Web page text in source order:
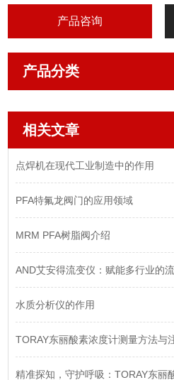
产品咨询
产品分类
相关文章
点焊机在现代工业制造中的作用
PFA特氟龙阀门的应用领域
MRM PFA树脂阀介绍
AND艾安得流变仪：赋能多行业的
水质分析仪的作用
TORAY东丽酸素浓度计测量方法与